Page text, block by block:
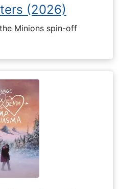
(2026)
Minions spin-off